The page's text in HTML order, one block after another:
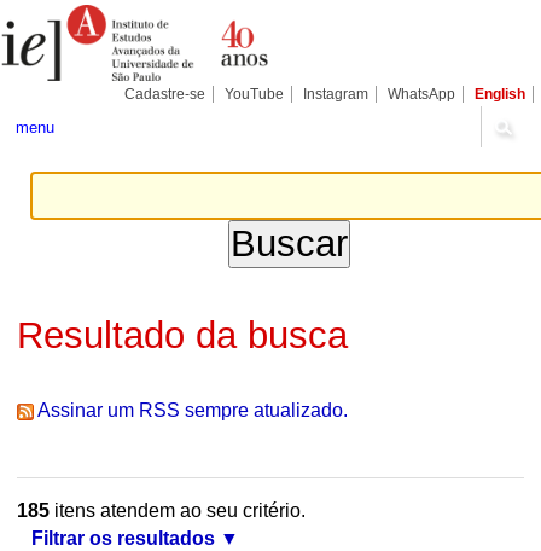
para
conteúdo.
Pessoais
Cadastre-se YouTube Instagram WhatsApp English
menu
Resultado da busca
Assinar um RSS sempre atualizado.
185itens atendem ao seu critério.
Filtrar os resultados